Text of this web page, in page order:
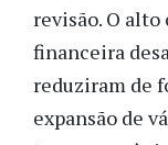
revisão. O
financeira
reduziram de
expansão de